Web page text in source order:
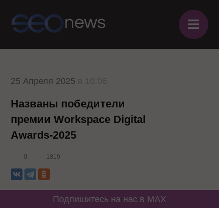
≡
25 Апреля 2025
Названы победители
премии Workspace Digital
Awards-2025
0 1819
Подпишитесь на нас в MAX